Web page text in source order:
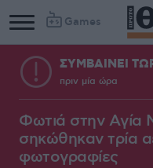
Games
ΣΥΜΒΑΙΝΕΙ
πριν μία ώρα
Φωτιά στην Aγία
σηκώθηκαν τρία
φωτογραφίες